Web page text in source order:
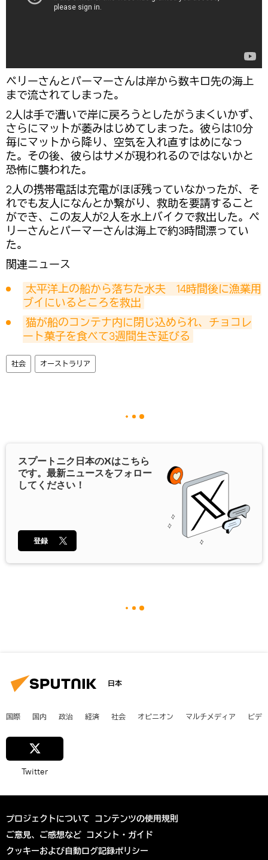
ペリーさんとパーマーさんは岸から数キロ先の海上
まで流されてしまった。
2人は手で漕いで岸に戻ろうとしたがうまくいかず、
さらにマットが萎みはじめてしまった。彼らは10分
毎にマットから降り、空気を入れ直すはめになっ
た。その後、彼らはサメが現われるのではないかと
恐怖に襲われた。
2人の携帯電話は充電がほぼ残っていなかったが、そ
れでも友人になんとか繋がり、救助を要請すること
ができ、この友人が2人を水上バイクで救出した。ペ
リーさんとパーマーさんは海上で約3時間漂ってい
た。
関連ニュース
太平洋上の船から落ちた水夫　14時間後に漁業用
ブイにいるところを救出
猫が船のコンテナ内に閉じ込められ、チョコレ
ート菓子を食べて3週間生き延びる
社会 オーストラリア
スプートニク日本のXはこちら
です。最新ニュースをフォロー
してください！
登録
日本
国際 国内 政治 経済 社会 オピニオン マルチメディア ビデ
Twitter
プロジェクトについて コンテンツの使用規則
ご意見、ご感想など コメント・ガイド
クッキーおよび自動ログ記録ポリシー